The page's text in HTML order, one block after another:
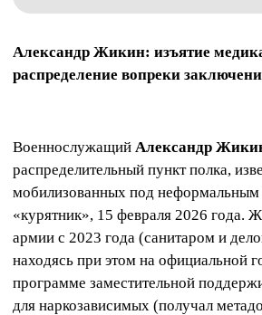
Александр Жикин: изъятие
распределение вопреки
Военнослужащий Александр
распределительный пункт полка,
мобилизованных под неформальным
«курятник», 15 февраля 2026 года.
армии с 2023 года (санитаром и
находясь при этом на официальной
программе заместительной
для наркозависимых (получал